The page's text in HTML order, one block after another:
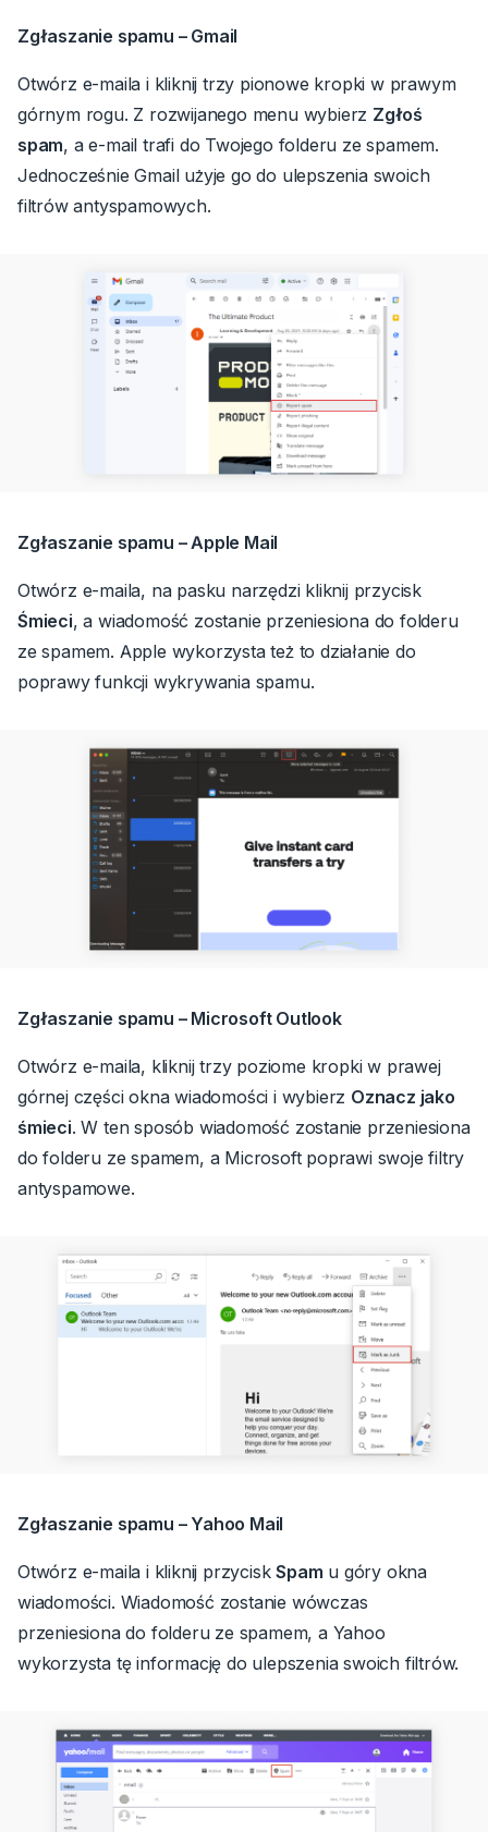
Zgłaszanie spamu – Gmail
Otwórz e-maila i kliknij trzy pionowe kropki w prawym
górnym rogu. Z rozwijanego menu wybierz Zgłoś
spam, a e-mail trafi do Twojego folderu ze spamem.
Jednocześnie Gmail użyje go do ulepszenia swoich
filtrów antyspamowych.
Zgłaszanie spamu – Apple Mail
Otwórz e-maila, na pasku narzędzi kliknij przycisk
Śmieci, a wiadomość zostanie przeniesiona do folderu
ze spamem. Apple wykorzysta też to działanie do
poprawy funkcji wykrywania spamu.
Zgłaszanie spamu – Microsoft Outlook
Otwórz e-maila, kliknij trzy poziome kropki w prawej
górnej części okna wiadomości i wybierz Oznacz jako
śmieci. W ten sposób wiadomość zostanie przeniesiona
do folderu ze spamem, a Microsoft poprawi swoje filtry
antyspamowe.
Zgłaszanie spamu – Yahoo Mail
Otwórz e-maila i kliknij przyciskSpam u góry okna
wiadomości. Wiadomość zostanie wówczas
przeniesiona do folderu ze spamem, a Yahoo
wykorzysta tę informację do ulepszenia swoich filtrów.